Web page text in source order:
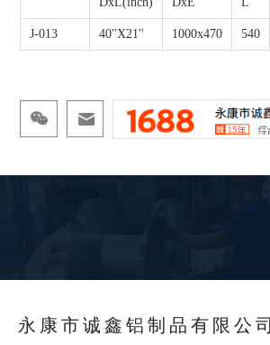
J-013 40''X21'' 1000x470 540
永康市诚鑫铝制品有限公司